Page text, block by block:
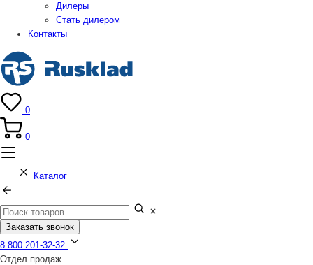
Дилеры
Стать дилером
Контакты
0
0
Каталог
Заказать звонок
8 800 201-32-32
Отдел продаж